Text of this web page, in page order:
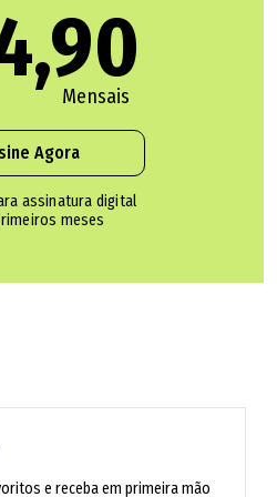
O projeto dele é
e, no perfil do Atlético-GO,
(Kahiser Lenis) numa
A prioridade foi essa.
Então, é uma
ele (Kahiser Lenis) pode
No desenho tático de
Adson Batista.
chegou ao clube e,
Mensais
Agora
assinatura digital
meses
e receba em primeira mão